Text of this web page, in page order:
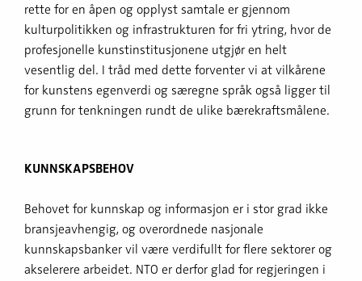
rette for en åpen og opplyst samtale er gjennom
kulturpolitikken og infrastrukturen for fri ytring, hvor de
profesjonelle kunstinstitusjonene utgjør en helt
vesentlig del. I tråd med dette forventer vi at vilkårene
for kunstens egenverdi og særegne språk også ligger til
grunn for tenkningen rundt de ulike bærekraftsmålene.
KUNNSKAPSBEHOV
Behovet for kunnskap og informasjon er i stor grad ikke
bransjeavhengig, og overordnede nasjonale
kunnskapsbanker vil være verdifullt for flere sektorer og
akselerere arbeidet. NTO er derfor glad for regjeringen i